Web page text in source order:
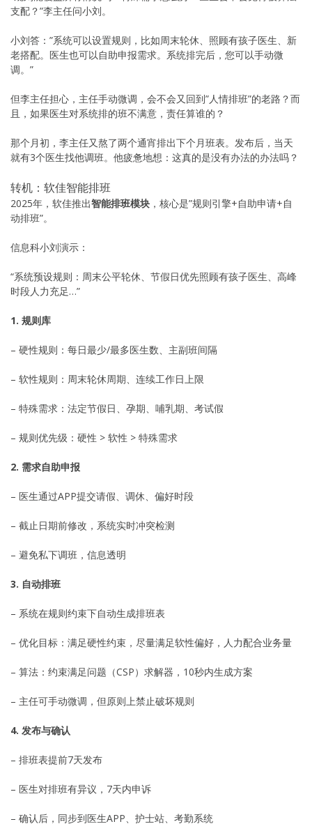
支配？”李主任问小刘。
小刘答：”系统可以设置规则，比如周末轮休、照顾有孩子医生、新
老搭配。医生也可以自助申报需求。系统排完后，您可以手动微
调。”
但李主任担心，主任手动微调，会不会又回到”人情排班”的老路？而
且，如果医生对系统排的班不满意，责任算谁的？
那个月初，李主任又熬了两个通宵排出下个月班表。发布后，当天
就有3个医生找他调班。他疲惫地想：这真的是没有办法的办法吗？
转机：软佳智能排班
2025年，软佳推出智能排班模块 ，核心是”规则引擎+自助申请+自
动排班”。
信息科小刘演示：
“系统预设规则：周末公平轮休、节假日优先照顾有孩子医生、高峰
时段人力充足…”
1. 规则库
– 硬性规则：每日最少/最多医生数、主副班间隔
– 软性规则：周末轮休周期、连续工作日上限
– 特殊需求：法定节假日、孕期、哺乳期、考试假
– 规则优先级：硬性 > 软性 > 特殊需求
2. 需求自助申报
– 医生通过APP提交请假、调休、偏好时段
– 截止日期前修改，系统实时冲突检测
– 避免私下调班，信息透明
3. 自动排班
– 系统在规则约束下自动生成排班表
– 优化目标：满足硬性约束，尽量满足软性偏好，人力配合业务量
– 算法：约束满足问题（CSP）求解器，10秒内生成方案
– 主任可手动微调，但原则上禁止破坏规则
4. 发布与确认
– 排班表提前7天发布
– 医生对排班有异议，7天内申诉
– 确认后，同步到医生APP、护士站、考勤系统